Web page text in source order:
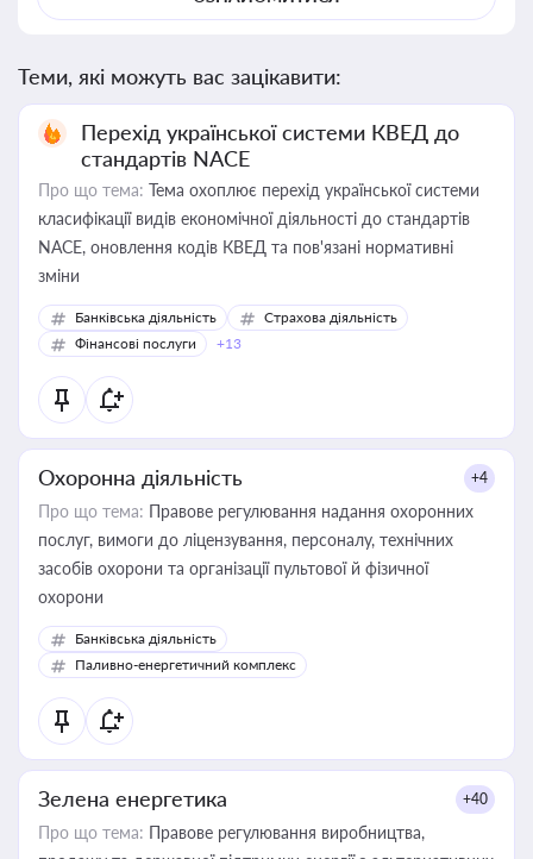
Теми, які можуть вас зацікавити:
Перехід української системи КВЕД до
стандартів NACE
Про що тема: Тема охоплює перехід української системи
класифікації видів економічної діяльності до стандартів
NACE, оновлення кодів КВЕД та пов'язані нормативні
зміни
Банківська діяльність
Страхова діяльність
Фінансові послуги
+13
Охоронна діяльність +4
Про що тема: Правове регулювання надання охоронних
послуг, вимоги до ліцензування, персоналу, технічних
засобів охорони та організації пультової й фізичної
охорони
Банківська діяльність
Паливно-енергетичний комплекс
Зелена енергетика +40
Про що тема: Правове регулювання виробництва,